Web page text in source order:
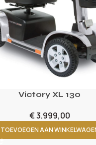
Victory XL 130
€3.999,00
TOEVOEGEN AAN